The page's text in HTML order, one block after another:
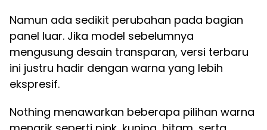
Namun ada sedikit perubahan pada bagian
panel luar. Jika model sebelumnya
mengusung desain transparan, versi terbaru
ini justru hadir dengan warna yang lebih
ekspresif.
Nothing menawarkan beberapa pilihan warna